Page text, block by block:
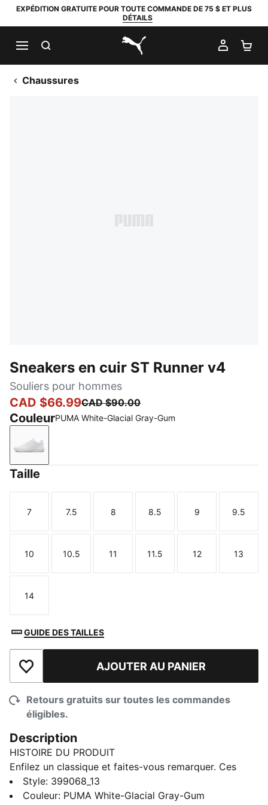
EXPÉDITION GRATUITE POUR TOUTE COMMANDE DE 75 $ ET PLUS
DÉTAILS
PUMA.com
MON
Chaussures
Sneakers en cuir ST Runner v4
Souliers pour hommes
CAD $66.99CAD $90.00
CouleurPUMA White-Glacial Gray-Gum
PUMA White-Glacial Gray-Gum
Taille
Taille
7
Taille
7.5
Taille
8
Taille
8.5
Taille
9
Taille
9.5
Taille
10
Taille
10.5
Taille
11
Taille
11.5
Taille
12
Taille
13
Taille
14
GUIDE DES TAILLES
Ajouter à la liste de souhaits
AJOUTER AU PANIER
Retours gratuits sur toutes les commandes
éligibles.
Description
HISTOIRE DU PRODUIT
Enfilez un classique et faites-vous remarquer. Ces
sneakers urbaines remises au goût du jour combinent
un style rétro avec des détails renouvelés. La tige en
Style: 399068_13
Couleur: PUMA White-Glacial Gray-Gum